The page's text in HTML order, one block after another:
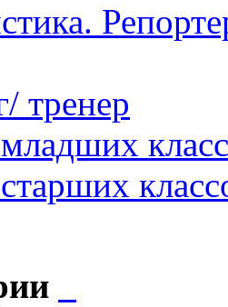
тренер